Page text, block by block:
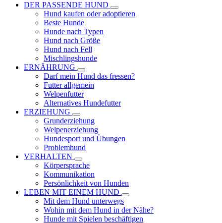
DER PASSENDE HUND
Hund kaufen oder adoptieren
Beste Hunde
Hunde nach Typen
Hund nach Größe
Hund nach Fell
Mischlingshunde
ERNÄHRUNG
Darf mein Hund das fressen?
Futter allgemein
Welpenfutter
Alternatives Hundefutter
ERZIEHUNG
Grunderziehung
Welpenerziehung
Hundesport und Übungen
Problemhund
VERHALTEN
Körpersprache
Kommunikation
Persönlichkeit von Hunden
LEBEN MIT EINEM HUND
Mit dem Hund unterwegs
Wohin mit dem Hund in der Nähe?
Hunde mit Spielen beschäftigen